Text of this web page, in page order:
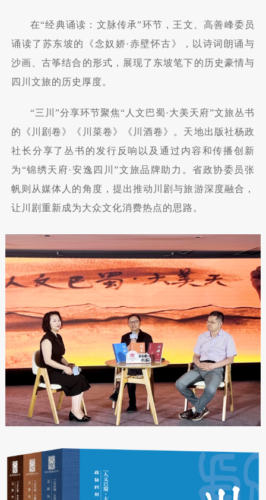
在“经典诵读：文脉传承”环节，王文、高善峰委员
诵读了苏东坡的《念奴娇·赤壁怀古》，以诗词朗诵与
沙画、古筝结合的形式，展现了东坡笔下的历史豪情与
四川文旅的历史厚度。
“三川”分享环节聚焦“人文巴蜀·大美天府”文旅丛书
的《川剧卷》《川菜卷》《川酒卷》。天地出版社杨政
社长分享了丛书的发行反响以及通过内容和传播创新
为“锦绣天府·安逸四川”文旅品牌助力。省政协委员张
帆则从媒体人的角度，提出推动川剧与旅游深度融合，
让川剧重新成为大众文化消费热点的思路。